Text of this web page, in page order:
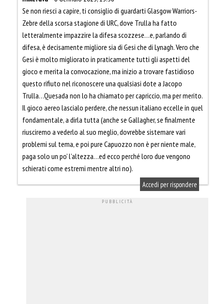
Se non riesci a capire, ti consiglio di guardarti Glasgow Warriors-
Zebre della scorsa stagione di URC, dove Trulla ha fatto
letteralmente impazzire la difesa scozzese…e, parlando di
difesa, è decisamente migliore sia di Gesi che di Lynagh. Vero che
Gesi è molto migliorato in praticamente tutti gli aspetti del
gioco e merita la convocazione, ma inizio a trovare fastidioso
questo rifiuto nel riconoscere una qualsiasi dote a Jacopo
Trulla…Quesada non lo ha chiamato per capriccio, ma per merito.
Il gioco aereo lascialo perdere, che nessun italiano eccelle in quel
fondamentale, a dirla tutta (anche se Gallagher, se finalmente
riusciremo a vederlo al suo meglio, dovrebbe sistemare vari
problemi sul tema, e poi pure Capuozzo non è per niente male,
paga solo un po’ l’altezza…ed ecco perché loro due vengono
schierati come estremi mentre altri no).
Accedi per rispondere